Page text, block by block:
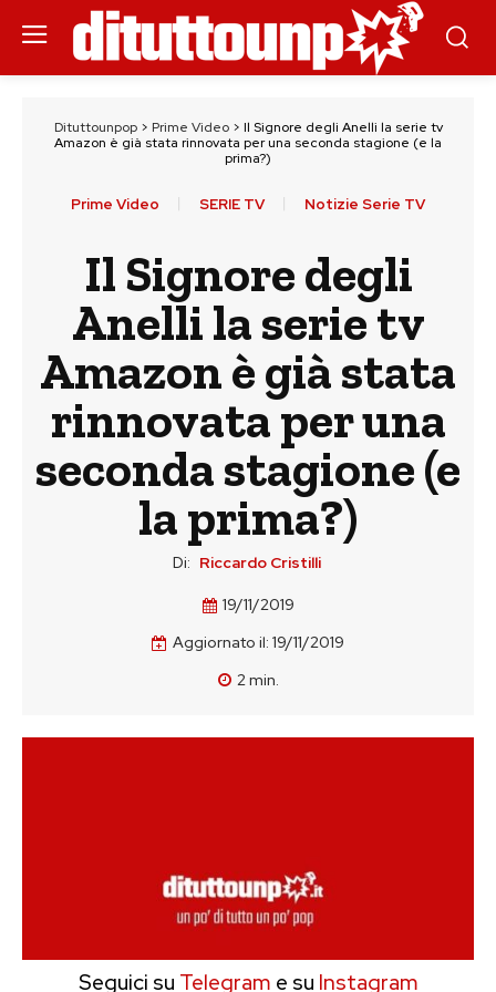
Dituttounpop> Prime Video> Il Signore degli Anelli la serie tv
Amazon è già stata rinnovata per una seconda stagione (e la
prima?)
Prime Video SERIE TV Notizie Serie TV
Il Signore degli
Anelli la serie tv
Amazon è già stata
rinnovata per una
seconda stagione (e
la prima?)
Di: Riccardo Cristilli
19/11/2019
Aggiornato il: 19/11/2019
2min.
Seguici su Telegram e su Instagram